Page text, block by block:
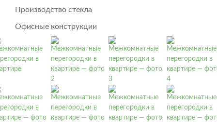
Производство стекла
Офисные конструкции